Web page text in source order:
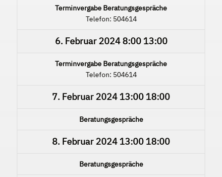
Terminvergabe Beratungsgespräche
Telefon: 504614
6. Februar 20248:00 13:00
Terminvergabe Beratungsgespräche
Telefon: 504614
7. Februar 2024 13:00 18:00
Beratungsgespräche
8. Februar 2024 13:00 18:00
Beratungsgespräche